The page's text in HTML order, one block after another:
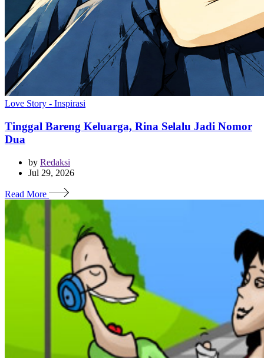
Love Story - Inspirasi
Tinggal Bareng Keluarga, Rina Selalu Jadi Nomor
Dua
by Redaksi
Jul 29, 2026
Read More